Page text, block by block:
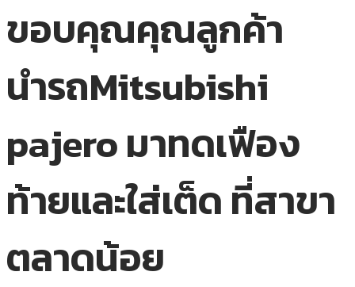
ขอบคุณคุณลูกค้า
นำรถMitsubishi
pajero มาทดเฟือง
ท้ายและใส่เต็ด ที่สาขา
ตลาดน้อย